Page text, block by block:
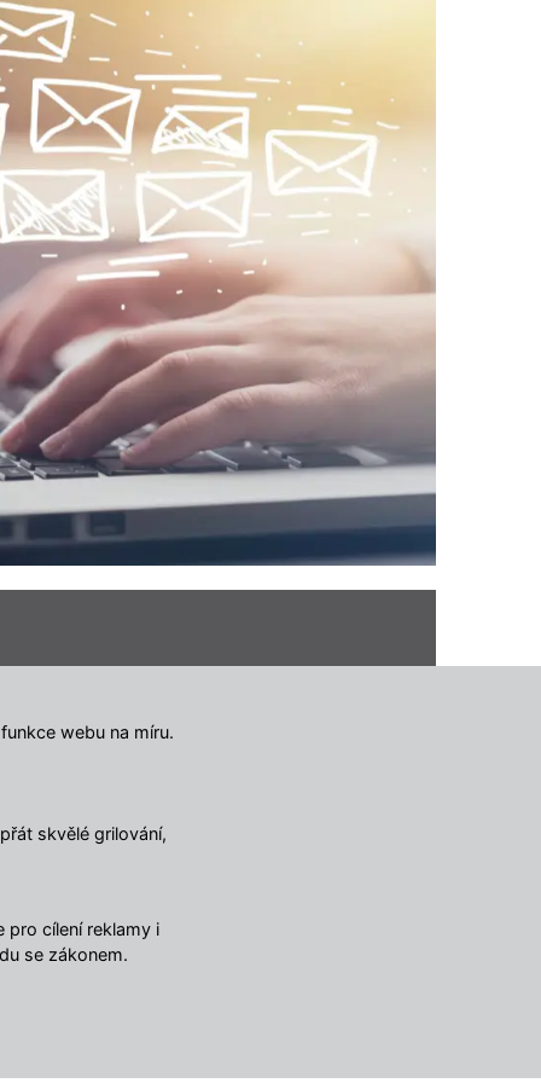
webu na míru.
skvělé grilování,
pro cílení reklamy i
se zákonem.